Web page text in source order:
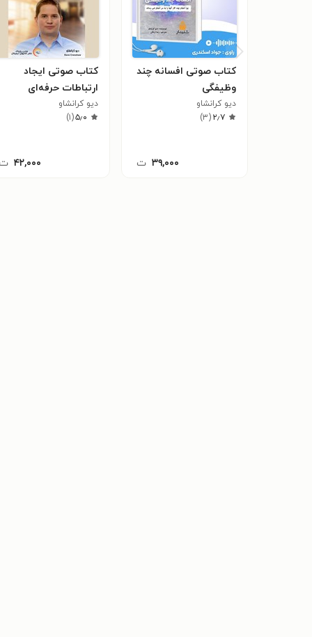
کتاب صوتی افسانه چند
وظیفگی
دیو کرانشاو
۲٫۷(۳)
۳۹,۰۰۰ ت
کتاب صوتی ایجاد
ارتباطات حرفه‌ای
دیو کرانشاو
۵٫۰(۱)
۴۲,۰۰۰